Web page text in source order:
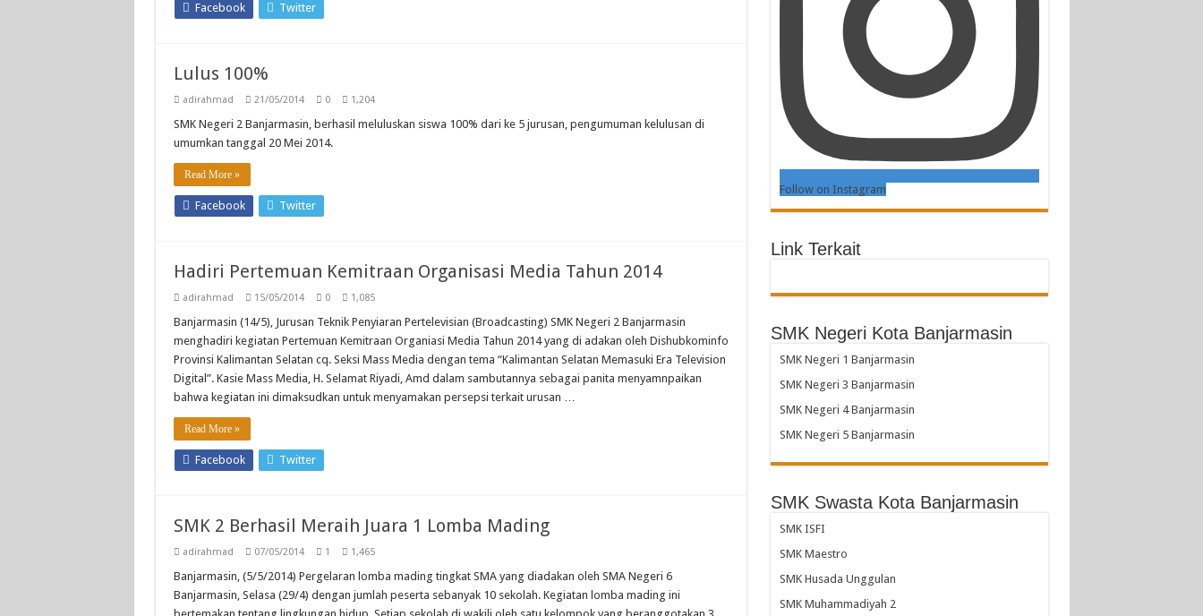
Facebook Twitter
Lulus 100%
adirahmad 21/05/2014 0 1,204
SMK Negeri 2 Banjarmasin, berhasil meluluskan siswa 100% dari ke 5 jurusan, pengumuman kelulusan di
umumkan tanggal 20 Mei 2014.
Read More »
Facebook Twitter
Hadiri Pertemuan Kemitraan Organisasi Media Tahun 2014
adirahmad 15/05/2014 0 1,085
Banjarmasin (14/5), Jurusan Teknik Penyiaran Pertelevisian (Broadcasting) SMK Negeri 2 Banjarmasin
menghadiri kegiatan Pertemuan Kemitraan Organiasi Media Tahun 2014 yang di adakan oleh Dishubkominfo
Provinsi Kalimantan Selatan cq. Seksi Mass Media dengan tema “Kalimantan Selatan Memasuki Era Television
Digital”. Kasie Mass Media, H. Selamat Riyadi, Amd dalam sambutannya sebagai panita menyamnpaikan
bahwa kegiatan ini dimaksudkan untuk menyamakan persepsi terkait urusan …
Read More »
Facebook Twitter
SMK 2 Berhasil Meraih Juara 1 Lomba Mading
adirahmad 07/05/2014 1 1,465
Banjarmasin, (5/5/2014) Pergelaran lomba mading tingkat SMA yang diadakan oleh SMA Negeri 6
Banjarmasin, Selasa (29/4) dengan jumlah peserta sebanyak 10 sekolah. Kegiatan lomba mading ini
Follow on Instagram
Link Terkait
SMK Negeri Kota Banjarmasin
SMK Negeri 1 Banjarmasin
SMK Negeri 3 Banjarmasin
SMK Negeri 4 Banjarmasin
SMK Negeri 5 Banjarmasin
SMK Swasta Kota Banjarmasin
SMK ISFI
SMK Maestro
SMK Husada Unggulan
SMK Muhammadiyah 2